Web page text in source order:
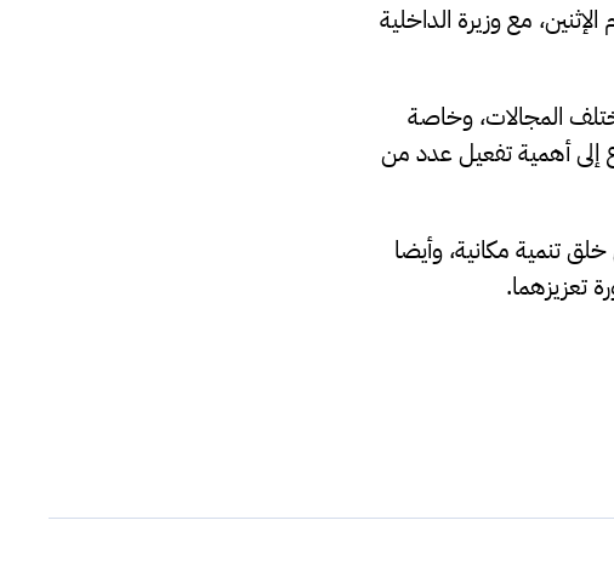
مع وزيرة الداخلية
المجالات، وخاصة
إلى أهمية تفعيل عدد من
تنمية مكانية، وأيضا
تعزيزهما.